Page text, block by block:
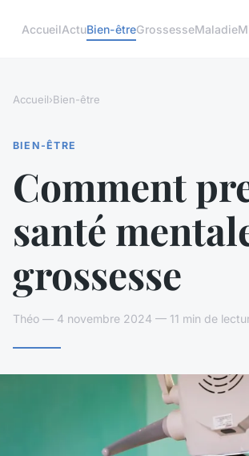
AccueilActuBien-êtreGrossesseMaladie
Accueil›Bien-être
BIEN-ÊTRE
Comment
santé
grossesse
Théo — 4 novembre 2024 — 11 min de